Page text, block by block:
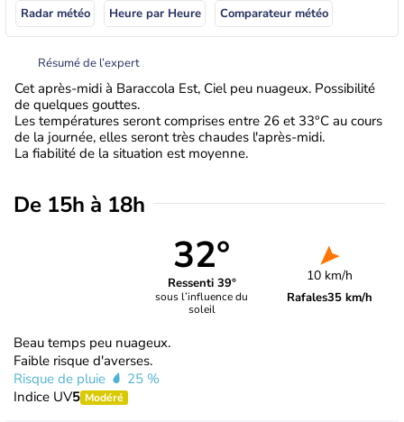
Radar météo Heure par Heure Comparateur météo
Résumé de l’expert
Cet après-midi à Baraccola Est, Ciel peu nuageux. Possibilité
de quelques gouttes.
Les températures seront comprises entre 26 et 33°C au cours
de la journée, elles seront très chaudes l'après-midi.
La fiabilité de la situation est moyenne.
De 15h à 18h
32°
Ressenti 39°
sous l’influence du
soleil
10 km/h
Rafales35 km/h
Beau temps peu nuageux.
Faible risque d'averses.
Risque de pluie
25 %
Indice UV5 Modéré